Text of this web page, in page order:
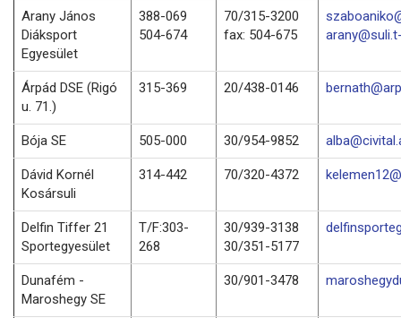
Arany János
Diáksport
Egyesület
388-069
504-674
70/315-3200
fax: 504-675
Árpád DSE (Rigó
u. 71.)
315-369 20/438-0146
Bója SE 505-000 30/954-9852
Dávid Kornél
Kosársuli
314-442 70/320-4372
Delfin Tiffer 21
Sportegyesület
T/F:303-
268
30/939-3138
30/351-5177
Dunafém -
Maroshegy SE
30/901-3478